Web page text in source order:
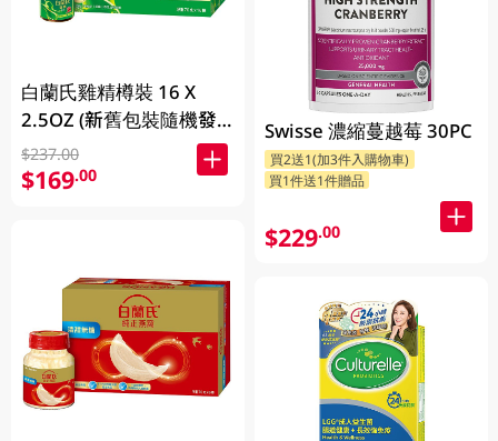
白蘭氏雞精樽裝 16 X
2.5OZ (新舊包裝隨機發
放)
$237.00
$169.00
Swisse 濃縮蔓越莓 30PC
買2送1(加3件入購物車)
買1件送1件贈品
$229.00